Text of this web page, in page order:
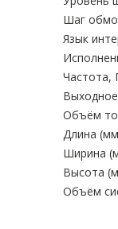
Шаг
Язык
Частота,
Объём
Длина
Ширина
Высота
Объём